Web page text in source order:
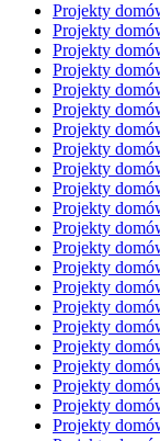
Projekty
Projekty
Projekty
Projekty
Projekty
Projekty
Projekty
Projekty
Projekty
Projekty
Projekty
Projekty
Projekty
Projekty
Projekty
Projekty
Projekty
Projekty
Projekty
Projekty
Projekty
Projekty